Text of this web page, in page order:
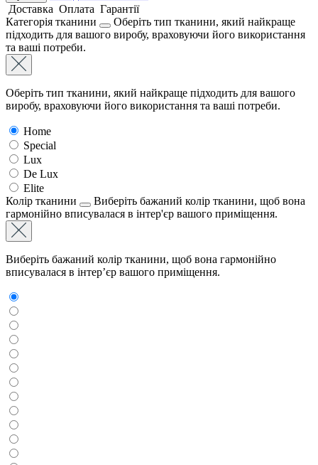
Доставка Оплата Гарантії
Категорія тканини
Оберіть тип тканини, який найкраще
підходить для вашого виробу, враховуючи його використання
та ваші потреби.
Оберіть тип тканини, який найкраще підходить для вашого
виробу, враховуючи його використання та ваші потреби.
Home
Special
Lux
De Lux
Elite
Колір тканини
Виберіть бажаний колір тканини, щоб вона
гармонійно вписувалася в інтер'єр вашого приміщення.
Виберіть бажаний колір тканини, щоб вона гармонійно
вписувалася в інтер’єр вашого приміщення.